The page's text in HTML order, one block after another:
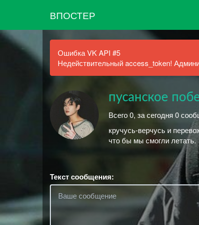
ВПОСТЕР
Ошибка VK API #5
Недействительный access_token!
пусанское
Всего 0, за сегодня 0
кручусь-верчусь и
что бы мы смогли летать.
Текст сообщения: